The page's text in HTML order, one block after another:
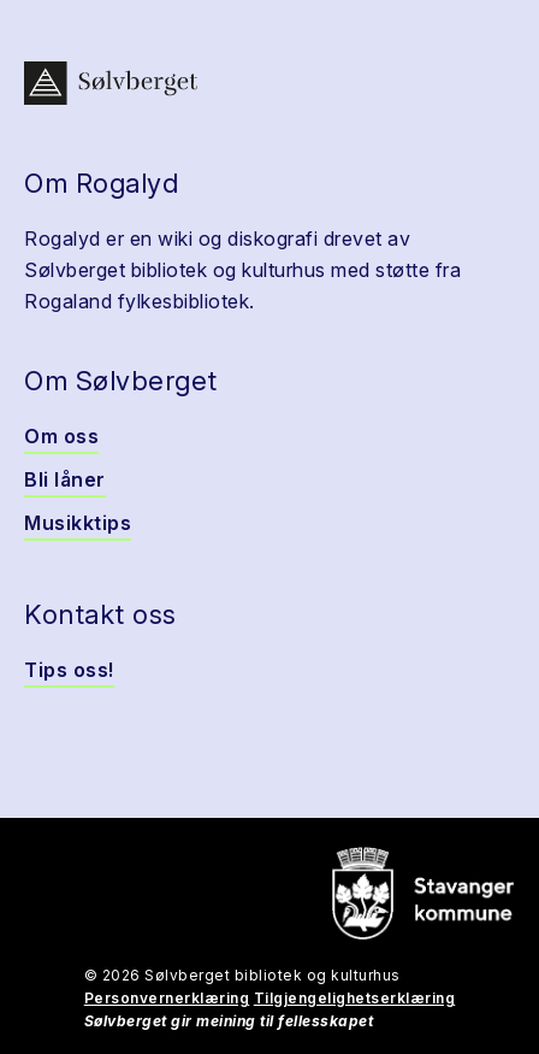
Om Rogalyd
Rogalyd er en wiki og diskografi drevet av
Sølvberget bibliotek og kulturhus med støtte fra
Rogaland fylkesbibliotek.
Om Sølvberget
Om oss
Bli låner
Musikktips
Kontakt oss
Tips oss!
© 2026 Sølvberget bibliotek og kulturhus
Personvernerklæring Tilgjengelighetserklæring
Sølvberget gir meining til fellesskapet